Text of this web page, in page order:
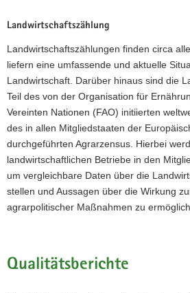
Landwirtschaftszählung
Landwirtschaftszählungen finden circa
liefern eine umfassende und aktuelle
Landwirtschaft. Darüber hinaus sind die
Teil des von der Organisation für
Vereinten Nationen (FAO) initiierten
des in allen Mitgliedstaaten der
durchgeführten Agrarzensus. Hierbei
landwirtschaftlichen Betriebe in den
um vergleichbare Daten über die
stellen und Aussagen über die Wirkung
agrarpolitischer Maßnahmen zu
Qualitätsberichte